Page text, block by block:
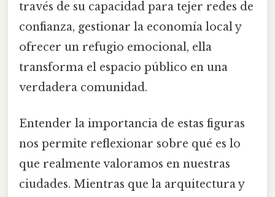
través de su capacidad para tejer redes de
confianza, gestionar la economía local y
ofrecer un refugio emocional, ella
transforma el espacio público en una
verdadera comunidad.
Entender la importancia de estas figuras
nos permite reflexionar sobre qué es lo
que realmente valoramos en nuestras
ciudades. Mientras que la arquitectura y